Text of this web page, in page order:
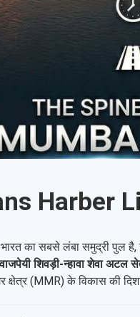
Harber
भारत का सबसे लंबा समुद्री पुल
शिवड़ी-न्हावा शेवा अटल
क्षेत्र (MMR) के विकास की